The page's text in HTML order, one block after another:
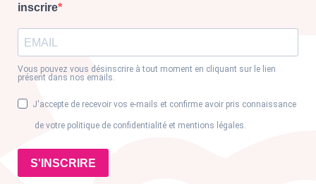
inscrire
Vous pouvez vous désinscrire à tout moment en cliquant sur le lien
présent dans nos emails.
J'accepte de recevoir vos e-mails et confirme avoir pris connaissance
de votre politique de confidentialité et mentions légales.
S'INSCRIRE